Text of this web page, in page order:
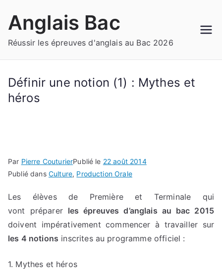
Anglais Bac
Réussir les épreuves d'anglais au Bac 2026
Définir une notion (1) : Mythes et
héros
Par Pierre CouturierPublié le 22 août 2014
Publié dans Culture, Production Orale
Les élèves de Première et Terminale qui
vont préparer les épreuves d’anglais au bac 2015
doivent impérativement commencer à travailler sur
les 4 notions inscrites au programme officiel :
1. Mythes et héros